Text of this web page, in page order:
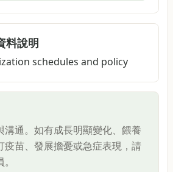
料說明
schedules and policy
溝通。如有成長明顯變化、餵養
疫苗、發展擔憂或急症表現，請